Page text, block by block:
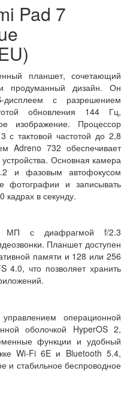
Pad 7
планшет, сочетающий
и продуманный дизайн. Он
с разрешением
обновления 144 Гц,
изображение. Процессор
с тактовой частотой до 2,8
Adreno 732 обеспечивает
Основная камера
и фазовым автофокусом
фотографии и записывать
кадрах в секунду.
МП с диафрагмой f/2.3
Планшет доступен
памяти и 128 или 256
4.0, что позволяет хранить
операционной
оболочкой HyperOS 2,
функции и удобный
Wi-Fi 6E и Bluetooth 5.4,
и стабильное беспроводное